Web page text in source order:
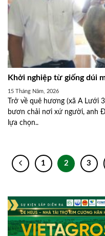
Khởi nghiệp từ giống dúi
15 Tháng Năm, 2026
Trở về quê hương (xã A Lưới
bươn chải nơi xứ người, anh
lựa chọn..
1 2 3